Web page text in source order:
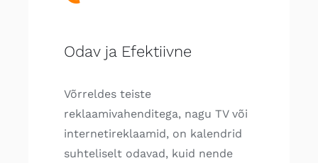
Odav ja Efektiivne
Võrreldes teiste
reklaamivahenditega, nagu TV või
internetireklaamid, on kalendrid
suhteliselt odavad, kuid nende